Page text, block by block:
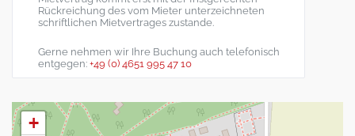
Rückreichung des vom Mieter unterzeichneten
schriftlichen Mietvertrages zustande.
Gerne nehmen wir Ihre Buchung auch telefonisch
entgegen: +49 (0) 4651 995 47 10
+